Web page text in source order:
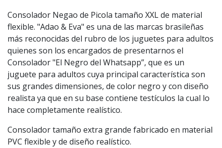
Consolador Negao de Picola tamaño XXL de material
flexible. "Adao & Eva" es una de las marcas brasileñas
más reconocidas del rubro de los juguetes para adultos
quienes son los encargados de presentarnos el
Consolador "El Negro del Whatsapp”, que es un
juguete para adultos cuya principal característica son
sus grandes dimensiones, de color negro y con diseño
realista ya que en su base contiene testículos la cual lo
hace completamente realístico.
Consolador tamaño extra grande fabricado en material
PVC flexible y de diseño realístico.